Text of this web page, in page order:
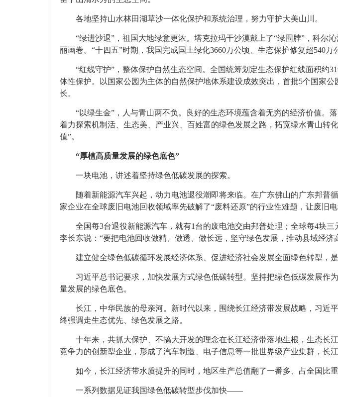
各地坚持山水林田湖草沙一体化保护和系统治理，努力守护大美山川。
“绿进沙退”，祖国大地绿意更浓。塔克拉玛干沙漠戴上了“绿围脖”，科尔
丽画卷。“十四五”时期，我国完成国土绿化3660万公顷、生态保护修复超540
“红线守护”，整体保护自然生态空间。全国统筹划定生态保护红线面积约
体性保护。以国家公园为主体的自然保护地体系建设成效突出，首批5个国家
长。
“以绿生金”，人与青山两不负。良好的生态环境蕴含着无穷的经济价值
着力探索机制活、生态美、产业兴、百姓富的绿色发展之路，拓宽绿水青山转
值”。
“厚植高质量发展的绿色底色”
一块电池，讲述着坚持绿色低碳发展的探索。
随着新能源汽车兴起，动力电池退役潮即将来临。在广东佛山的广东邦
家企业在全球废旧电池回收领域率先破解了“废料还原”的行业性难题，让废旧电
全国每3台退役新能源汽车，就有1台的废电池交由邦普处理；全球每4块
李长东说：“要把电池回收做精、做透、做长远，坚守绿色发展， 推动县域经济
建立健全绿色低碳循环发展经济体系、促进经济社会发展全面绿色转型，
习近平总书记要求， 加快发展方式绿色低碳转型。坚持把绿色低碳发展作
量发展的绿色底色。
长江，中华民族的母亲河。新时代以来，围绕长江经济带发展战略，习近
终强调走生态优先、绿色发展之路。
十年来，共抓大保护、不搞大开发的理念在长江经济带落地生根，生态
竞争力的创新型企业，形成了汽车制造、电子信息等一批世界级产业集群，长
如今，长江经济带水质提升的同时，地区生产总值翻了一番多、占全国比
一系列数据见证我国绿色低碳转型步伐加快——